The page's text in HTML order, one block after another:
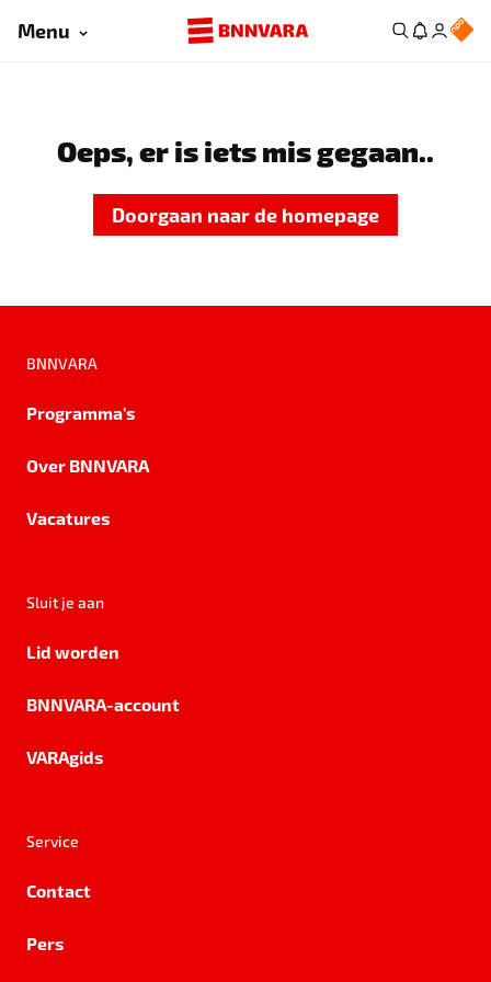
Menu
Oeps, er is iets mis gegaan..
Doorgaan naar de homepage
BNNVARA
Programma's
Over BNNVARA
Vacatures
Sluit je aan
Lid worden
BNNVARA-account
VARAgids
Service
Contact
Pers